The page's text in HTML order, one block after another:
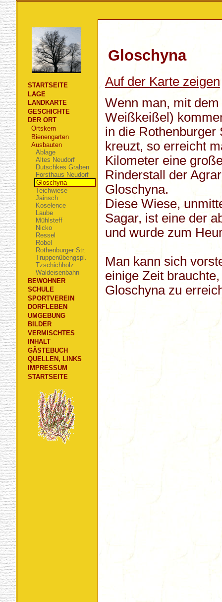
STARTSEITE
LAGE
LANDKARTE
GESCHICHTE
DER ORT
Ortskern
Bienengarten
Ausbauten
Ablage
Altes Neudorf
Dutschkes Graben
Forsthaus Neudorf
Gloschyna
Teichwiese
Jainsch
Koselence
Laube
Mühlsteff
Nicko
Ressel
Robel
Rothenburger Str.
Truppenübengspl.
Tzschichholz
Waldeisenbahn
BEWOHNER
SCHULE
SPORTVEREIN
DORFLEBEN
UMGEBUNG
BILDER
VERMISCHTES
INHALT
GÄSTEBUCH
QUELLEN, LINKS
IMPRESSUM
STARTSEITE
Gloschyna
Auf der Karte zeigen
Wenn man, mit
Weißkeißel)
in die Rothenburger
kreuzt, so erreicht
Kilometer eine
Rinderstall der
Gloschyna.
Diese Wiese,
Sagar, ist eine der
und wurde zum
Man kann sich
einige Zeit
Gloschyna zu